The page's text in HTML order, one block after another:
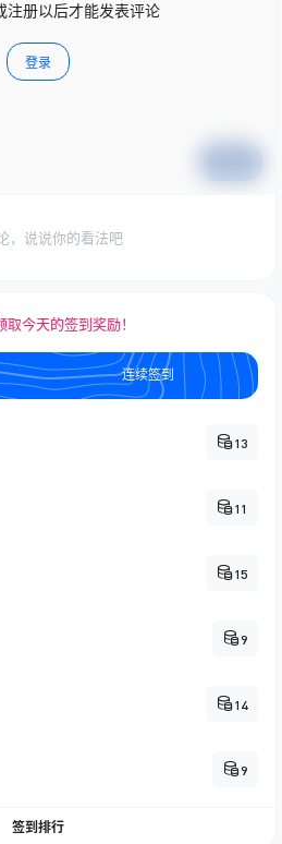
注册以后才能发表评论
登录
，说说你的看法吧
取今天的签到奖励！
连续签到
13
11
15
9
14
9
签到排行